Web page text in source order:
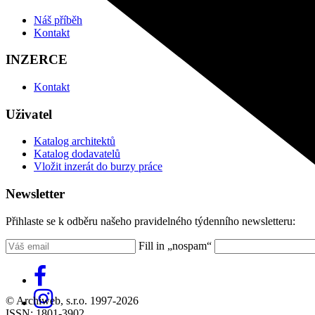
Náš příběh
Kontakt
INZERCE
Kontakt
Uživatel
Katalog architektů
Katalog dodavatelů
Vložit inzerát do burzy práce
Newsletter
Přihlaste se k odběru našeho pravidelného týdenního newsletteru:
Fill in „nospam“
© Archiweb, s.r.o. 1997-2026